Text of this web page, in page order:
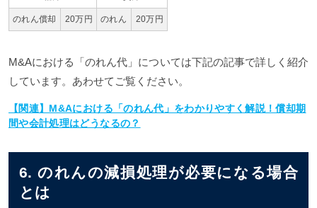
のれん償却 20万円 のれん 20万円
M&Aにおける「のれん代」については下記の記事で詳しく紹介
しています。あわせてご覧ください。
【関連】M&Aにおける「のれん代」をわかりやすく解説！償却期
間や会計処理はどうなるの？
6. のれんの減損処理が必要になる場合
とは